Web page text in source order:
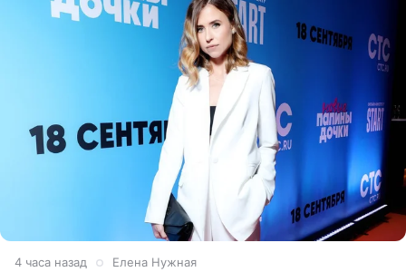
4 часа назад Елена Нужная